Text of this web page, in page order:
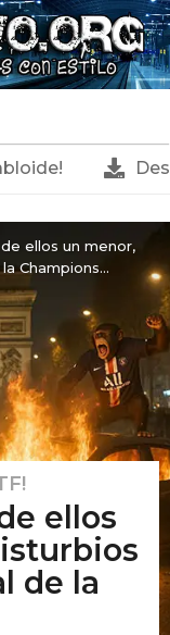
ellos un menor,
Champions...
ellos
de la